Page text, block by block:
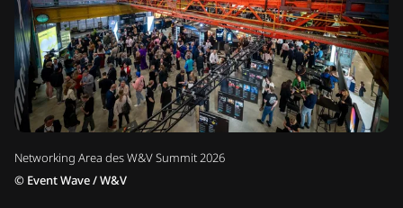
Networking Area des W&V Summit 2026
© Event Wave / W&V